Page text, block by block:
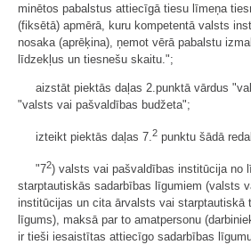
minētos pabalstus attiecīgā tiesu līmeņa
(fiksētā) apmērā, kuru kompetentā valsts
nosaka (aprēķina), ņemot vērā pabalstu
līdzekļus un tiesnešu skaitu.";
aizstāt piektās daļas 2.punktā vārdus
"valsts vai pašvaldības budžeta";
izteikt piektās daļas 7. 2 punktu šādā
"72) valsts vai pašvaldības institūcija no
starptautiskās sadarbības līgumiem (valsts
institūcijas un cita ārvalsts vai starptautiskā
līgums), maksā par to amatpersonu
ir tieši iesaistītas attiecīgo sadarbības